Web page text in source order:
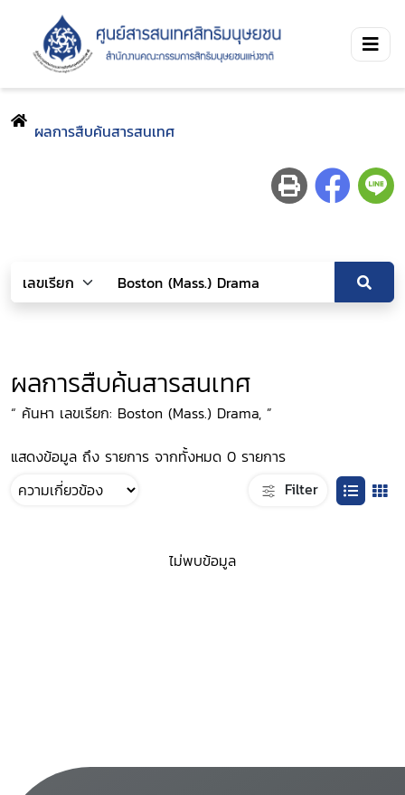
ผลการสืบค้นสารสนเทศ
ผลการสืบค้นสารสนเทศ
“ ค้นหา เลขเรียก: Boston (Mass.) Drama, ”
แสดงข้อมูล ถึง รายการ จากทั้งหมด 0 รายการ
Filter
ไม่พบข้อมูล